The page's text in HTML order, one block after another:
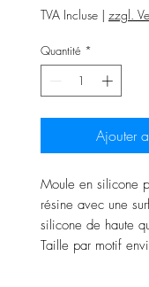
TVA Incluse | zzgl.
Quantité *
Ajouter
Moule en silicone
résine avec une
silicone de haute
Taille par motif